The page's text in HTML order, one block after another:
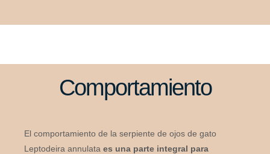
Comportamiento
El comportamiento de la serpiente de ojos de gato
Leptodeira annulata es una parte integral para